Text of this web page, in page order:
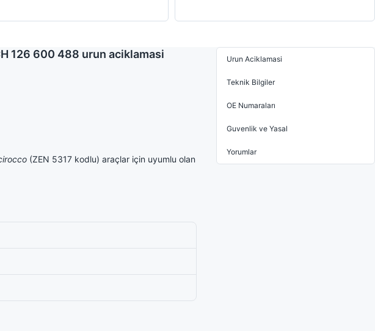
126 600 488 urun aciklamasi
(ZEN 5317 kodlu) araçlar için uyumlu olan
Urun Aciklamasi
Teknik Bilgiler
OE Numaraları
Guvenlik ve Yasal
Yorumlar